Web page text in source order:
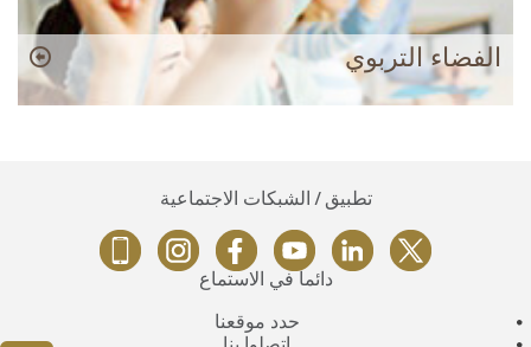
الفضاء التربوي
تطبيق / الشبكات الاجتماعية
دائماً في الاستماع
حدد موقعنا